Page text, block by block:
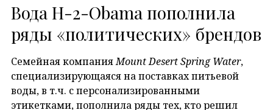
Вода H-2-Obama пополнила
ряды «политических» брендов
Семейная компанияMount Desert Spring Water,
специализирующаяся на поставках питьевой
воды, в т.ч. с персонализированными
этикетками, пополнила ряды тех, кто решил